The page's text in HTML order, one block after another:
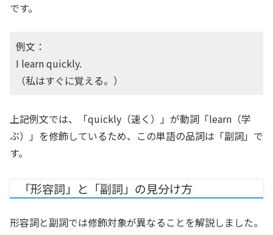
です。
例文：
I learn quickly.
（私はすぐに覚える。）
上記例文では、「quickly（速く）」が動詞「learn（学
ぶ）」を修飾しているため、この単語の品詞は「副詞」で
す。
「形容詞」と「副詞」の見分け方
形容詞と副詞では修飾対象が異なることを解説しました。